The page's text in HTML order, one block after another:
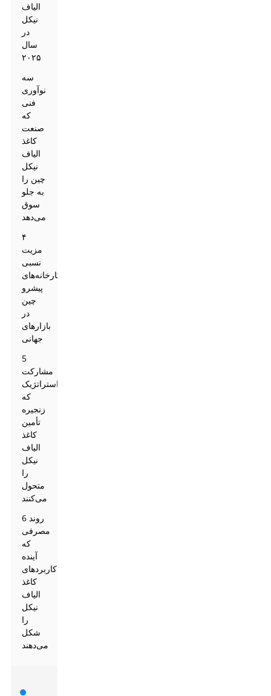
الیاف
نیکل
در
سال
۲۰۲۵
سه
نوآوری
فنی
که
صنعت
کاغذ
الیاف
نیکل
چین را
به جلو
سوق
می‌دهد
۴
مزیت
نسبی
کارخانه‌های
پیشرو
چین
در
بازارهای
جهانی
5
مشارکت
استراتژیک
که
زنجیره
تأمین
کاغذ
الیاف
نیکل
را
متحول
می‌کنند
6 روند
مصرفی
که
آینده
کاربردهای
کاغذ
الیاف
نیکل
را
شکل
می‌دهند